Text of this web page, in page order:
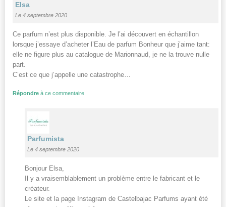
Elsa
Le 4 septembre 2020
Ce parfum n’est plus disponible. Je l’ai découvert en échantillon
lorsque j’essaye d’acheter l’Eau de parfum Bonheur que j’aime tant:
elle ne figure plus au catalogue de Marionnaud, je ne la trouve nulle
part.
C’est ce que j’appelle une catastrophe…
Répondre à ce commentaire
Parfumista
Le 4 septembre 2020
Bonjour Elsa,
Il y a vraisemblablement un problème entre le fabricant et le
créateur.
Le site et la page Instagram de Castelbajac Parfums ayant été